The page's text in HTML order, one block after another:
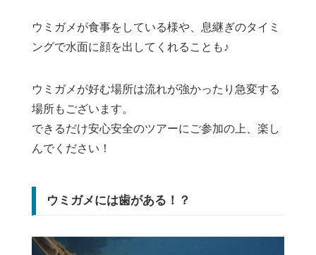
ウミガメが食事をしている様や、息継ぎのタイミ
ングで水面に顔を出してくれることも♪
ウミガメが好む場所は流れが強かったり急変する
場所もございます。
できるだけ安心安全のツアーにご参加の上、楽し
んでください！
ウミガメには歯がある！？